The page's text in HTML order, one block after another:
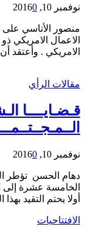
نوفمبر 10, 2016 0
منصور الأتاسي على
الاعمال الامريكي
الامريكي . وأعتقد
مقالات الرأي
قـضـايــــا
نوفمبر 10, 2016 0
دهام الحسن تؤطر
الخامسة عشرة إلى
أولا يحتم التقيد
الافتتاحيات